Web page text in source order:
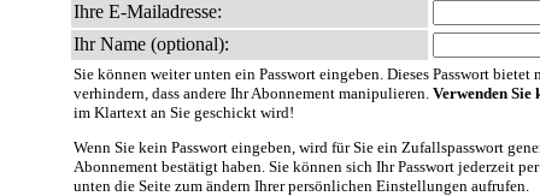
Ihre E-Mailadresse:
Ihr Name (optional):
Sie können weiter unten ein Passwort eingeben. Dieses Passwort
verhindern, dass andere Ihr Abonnement manipulieren. Verwenden Sie
im Klartext an Sie geschickt wird!
Wenn Sie kein Passwort eingeben, wird für Sie ein Zufallspasswort
Abonnement bestätigt haben. Sie können sich Ihr Passwort jederzeit
unten die Seite zum ändern Ihrer persönlichen Einstellungen aufrufen.